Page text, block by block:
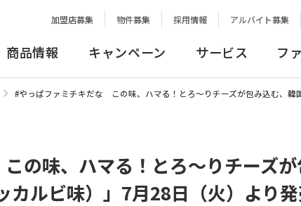
加盟店募集 物件募集 採用情報 アルバイト募集
商品情報 キャンペーン サービス フ
#やっぱファミチキだな この味、ハマる！とろ～りチーズが包み込む、
の味、ハマる！とろ～りチーズが
カルビ味）」7月28日（火）より発